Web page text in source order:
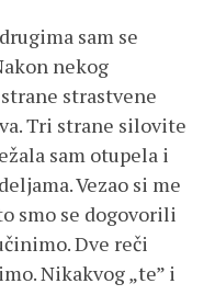
sam se
nekog
strastvene
Tri strane silovite
sam otupela i
Vezao si me
smo se dogovorili
Dve reči
Nikakvog „te” i